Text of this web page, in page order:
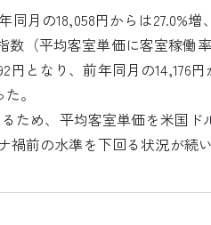
月の18,058円からは27.0%増
数（平均客室単価に客室稼働
となり、前年同月の14,176円
。
ため、平均客室単価を米国ド
禍前の水準を下回る状況が続い